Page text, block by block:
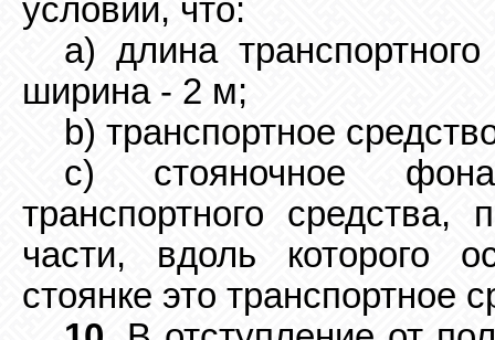
условии, что:
a) длина
ширина - 2 м;
b) транспортное
c) стояночное
транспортного средства,
части, вдоль которого
стоянке это транспортное